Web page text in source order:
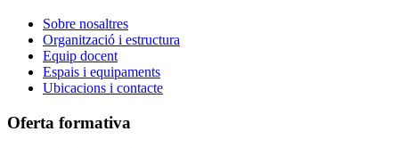
Sobre nosaltres
Organització i estructura
Equip docent
Espais i equipaments
Ubicacions i contacte
Oferta formativa